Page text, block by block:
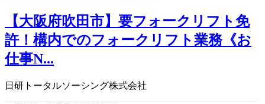
【大阪府吹田市】要フォークリフト免
許！構内でのフォークリフト業務《お
仕事N...
日研トータルソーシング株式会社